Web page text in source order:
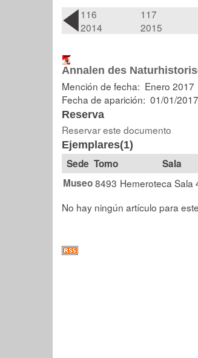
116
2014
117
2015
Annalen des
Mención de fecha: Enero 2017
Fecha de aparición: 01/01/2017
Reserva
Reservar este documento
Ejemplares(1)
Tomo Sala
Museo8493 Hemeroteca Sala
No hay ningún artículo para